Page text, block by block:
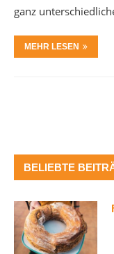
ganz
MEHR LESEN
BELIEBTE